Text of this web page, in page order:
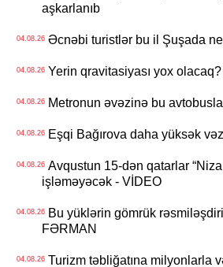
aşkarlanıb
04.08.26Əcnəbi turistlər bu il Şuşada
04.08.26Yerin qravitasiyası yox
04.08.26Metronun əvəzinə bu
04.08.26Eşqi Bağırova daha yüksək
04.08.26Avqustun 15-dən qatarlar
işləməyəcək - VİDEO
04.08.26Bu yüklərin gömrük
FƏRMAN
04.08.26Turizm təbliğatına milyonlarla